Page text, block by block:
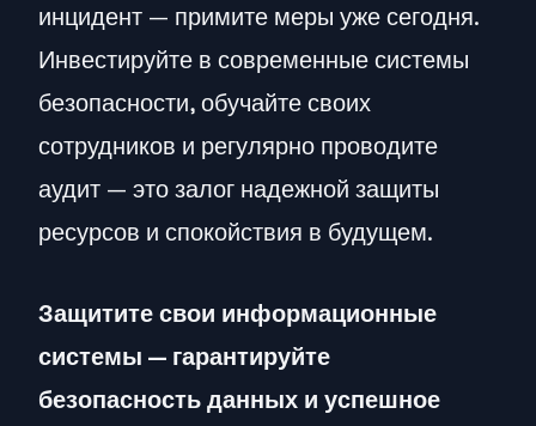
инцидент — примите меры уже сегодня.
Инвестируйте в современные системы
безопасности, обучайте своих
сотрудников и регулярно проводите
аудит — это залог надежной защиты
ресурсов и спокойствия в будущем.
Защитите свои информационные
системы — гарантируйте
безопасность данных и успешное